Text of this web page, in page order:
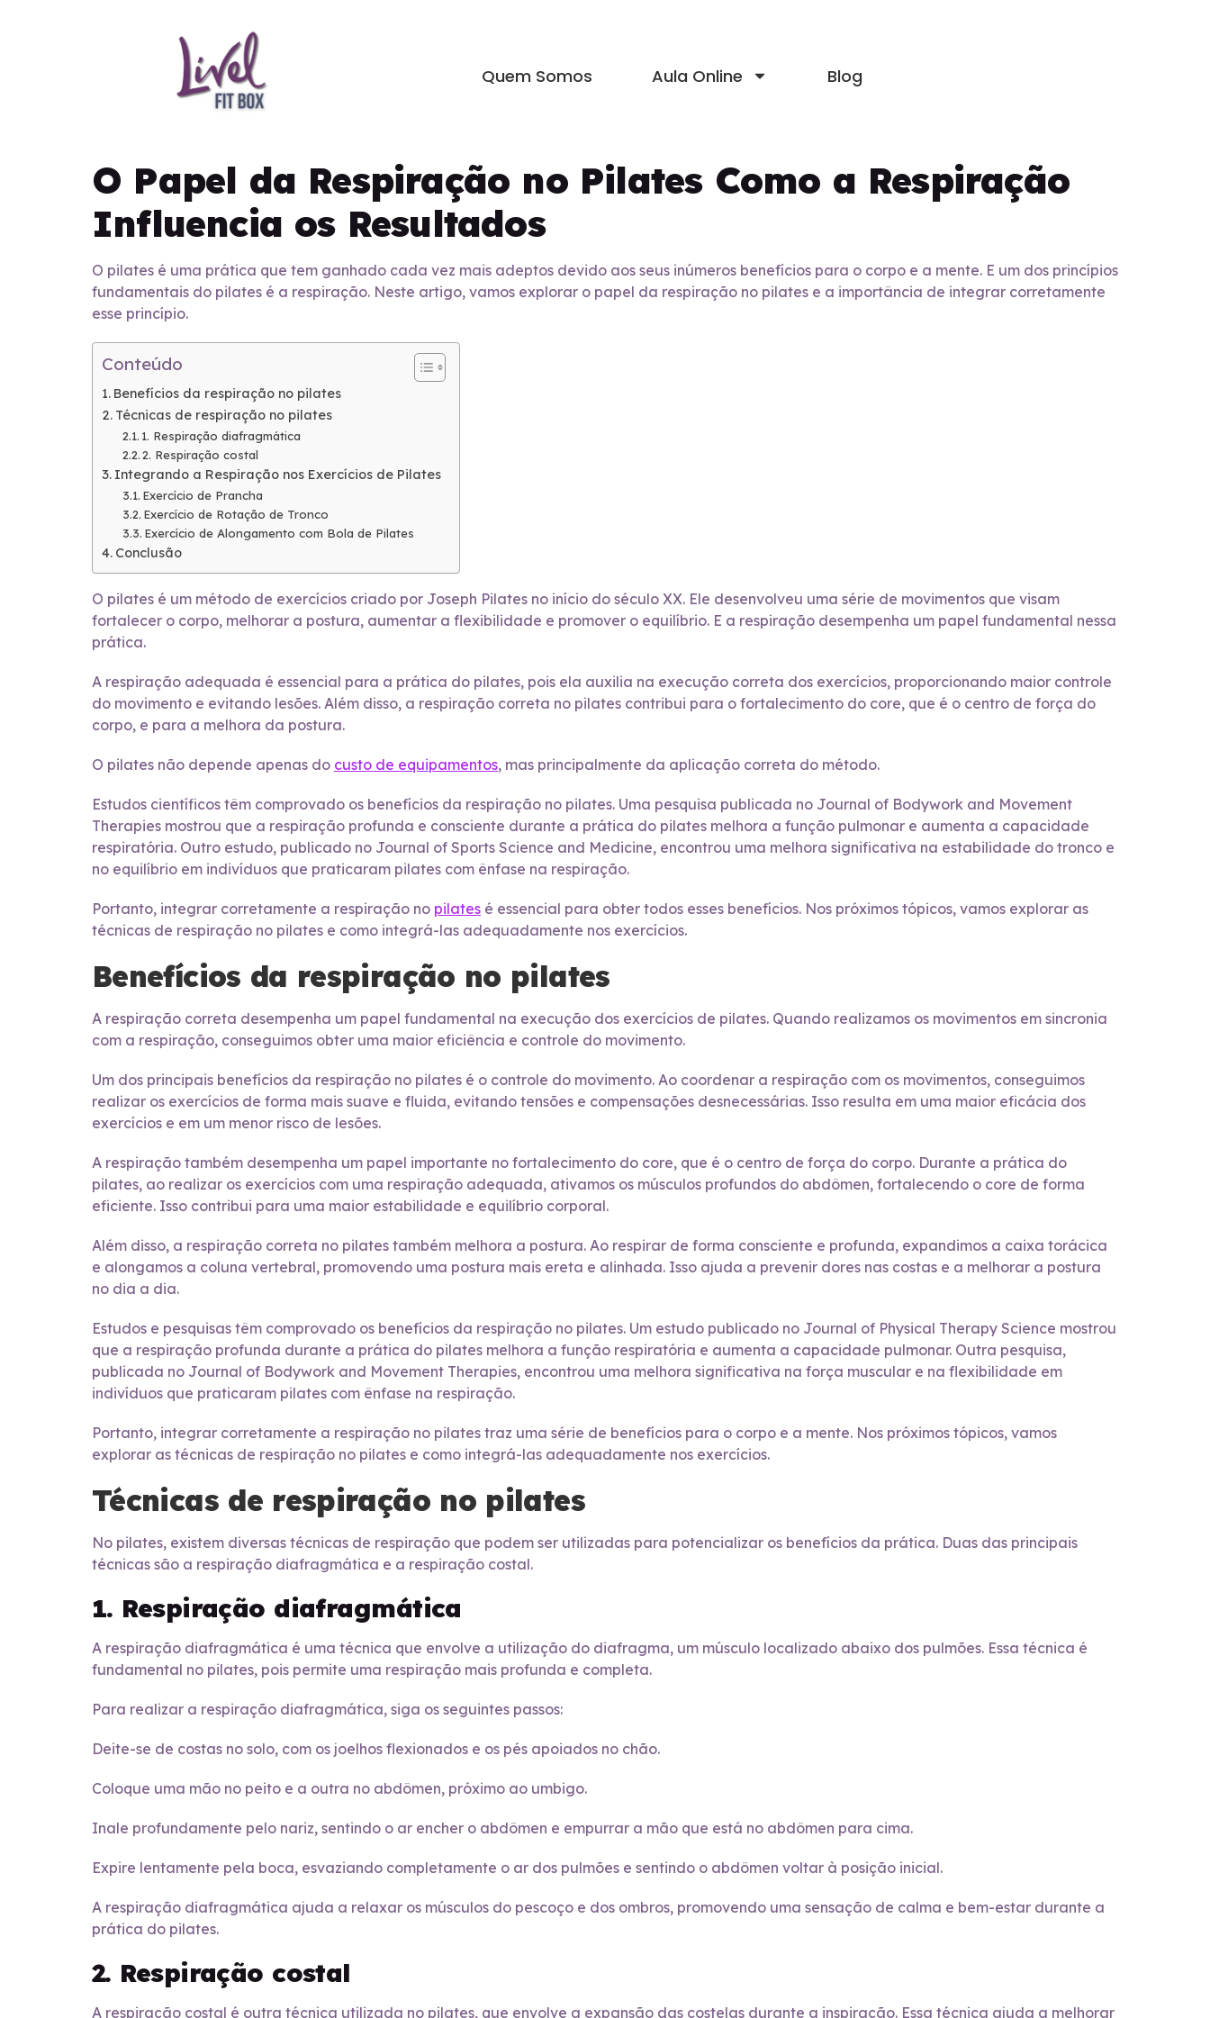
Quem Somos Aula Online Blog
O Papel da Respiração no Pilates Como a Respiração
Influencia os Resultados
O pilates é uma prática que tem ganhado cada vez mais adeptos devido aos seus inúmeros benefícios para o corpo e a mente. E um dos princípios
fundamentais do pilates é a respiração. Neste artigo, vamos explorar o papel da respiração no pilates e a importância de integrar corretamente
esse princípio.
Conteúdo
Benefícios da respiração no pilates
Técnicas de respiração no pilates
1. Respiração diafragmática
2. Respiração costal
Integrando a Respiração nos Exercícios de Pilates
Exercício de Prancha
Exercício de Rotação de Tronco
Exercício de Alongamento com Bola de Pilates
Conclusão
O pilates é um método de exercícios criado por Joseph Pilates no início do século XX. Ele desenvolveu uma série de movimentos que visam
fortalecer o corpo, melhorar a postura, aumentar a flexibilidade e promover o equilíbrio. E a respiração desempenha um papel fundamental nessa
prática.
A respiração adequada é essencial para a prática do pilates, pois ela auxilia na execução correta dos exercícios, proporcionando maior controle
do movimento e evitando lesões. Além disso, a respiração correta no pilates contribui para o fortalecimento do core, que é o centro de força do
corpo, e para a melhora da postura.
O pilates não depende apenas do custo de equipamentos, mas principalmente da aplicação correta do método.
Estudos científicos têm comprovado os benefícios da respiração no pilates. Uma pesquisa publicada no Journal of Bodywork and Movement
Therapies mostrou que a respiração profunda e consciente durante a prática do pilates melhora a função pulmonar e aumenta a capacidade
respiratória. Outro estudo, publicado no Journal of Sports Science and Medicine, encontrou uma melhora significativa na estabilidade do tronco e
no equilíbrio em indivíduos que praticaram pilates com ênfase na respiração.
Portanto, integrar corretamente a respiração no pilates é essencial para obter todos esses benefícios. Nos próximos tópicos, vamos explorar as
técnicas de respiração no pilates e como integrá-las adequadamente nos exercícios.
Benefícios da respiração no pilates
A respiração correta desempenha um papel fundamental na execução dos exercícios de pilates. Quando realizamos os movimentos em sincronia
com a respiração, conseguimos obter uma maior eficiência e controle do movimento.
Um dos principais benefícios da respiração no pilates é o controle do movimento. Ao coordenar a respiração com os movimentos, conseguimos
realizar os exercícios de forma mais suave e fluida, evitando tensões e compensações desnecessárias. Isso resulta em uma maior eficácia dos
exercícios e em um menor risco de lesões.
A respiração também desempenha um papel importante no fortalecimento do core, que é o centro de força do corpo. Durante a prática do
pilates, ao realizar os exercícios com uma respiração adequada, ativamos os músculos profundos do abdômen, fortalecendo o core de forma
eficiente. Isso contribui para uma maior estabilidade e equilíbrio corporal.
Além disso, a respiração correta no pilates também melhora a postura. Ao respirar de forma consciente e profunda, expandimos a caixa torácica
e alongamos a coluna vertebral, promovendo uma postura mais ereta e alinhada. Isso ajuda a prevenir dores nas costas e a melhorar a postura
no dia a dia.
Estudos e pesquisas têm comprovado os benefícios da respiração no pilates. Um estudo publicado no Journal of Physical Therapy Science mostrou
que a respiração profunda durante a prática do pilates melhora a função respiratória e aumenta a capacidade pulmonar. Outra pesquisa,
publicada no Journal of Bodywork and Movement Therapies, encontrou uma melhora significativa na força muscular e na flexibilidade em
indivíduos que praticaram pilates com ênfase na respiração.
Portanto, integrar corretamente a respiração no pilates traz uma série de benefícios para o corpo e a mente. Nos próximos tópicos, vamos
explorar as técnicas de respiração no pilates e como integrá-las adequadamente nos exercícios.
Técnicas de respiração no pilates
No pilates, existem diversas técnicas de respiração que podem ser utilizadas para potencializar os benefícios da prática. Duas das principais
técnicas são a respiração diafragmática e a respiração costal.
1. Respiração diafragmática
A respiração diafragmática é uma técnica que envolve a utilização do diafragma, um músculo localizado abaixo dos pulmões. Essa técnica é
fundamental no pilates, pois permite uma respiração mais profunda e completa.
Para realizar a respiração diafragmática, siga os seguintes passos:
Deite-se de costas no solo, com os joelhos flexionados e os pés apoiados no chão.
Coloque uma mão no peito e a outra no abdômen, próximo ao umbigo.
Inale profundamente pelo nariz, sentindo o ar encher o abdômen e empurrar a mão que está no abdômen para cima.
Expire lentamente pela boca, esvaziando completamente o ar dos pulmões e sentindo o abdômen voltar à posição inicial.
A respiração diafragmática ajuda a relaxar os músculos do pescoço e dos ombros, promovendo uma sensação de calma e bem-estar durante a
prática do pilates.
2. Respiração costal
A respiração costal é outra técnica utilizada no pilates, que envolve a expansão das costelas durante a inspiração. Essa técnica ajuda a melhorar